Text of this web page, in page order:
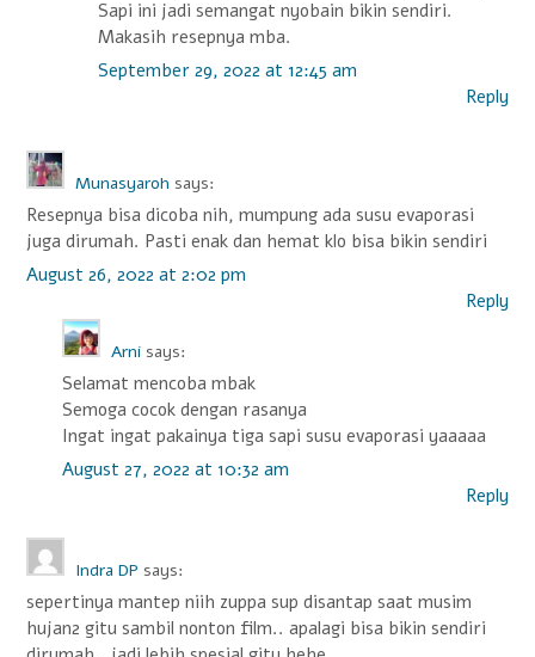
Sapi ini jadi semangat nyobain bikin sendiri.
Makasih resepnya mba.
September 29, 2022 at 12:45 am
Reply
Munasyaroh says:
Resepnya bisa dicoba nih, mumpung ada susu evaporasi
juga dirumah. Pasti enak dan hemat klo bisa bikin sendiri
August 26, 2022 at 2:02 pm
Reply
Arni says:
Selamat mencoba mbak
Semoga cocok dengan rasanya
Ingat ingat pakainya tiga sapi susu evaporasi yaaaaa
August 27, 2022 at 10:32 am
Reply
Indra DP says:
sepertinya mantep niih zuppa sup disantap saat musim
hujan2 gitu sambil nonton film.. apalagi bisa bikin sendiri